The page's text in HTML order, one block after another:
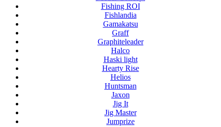
Fishing ROI
Fishlandia
Gamakatsu
Graff
Graphiteleader
Halco
Haski light
Hearty Rise
Helios
Huntsman
Jaxon
Jig It
Jig Master
Jumprize